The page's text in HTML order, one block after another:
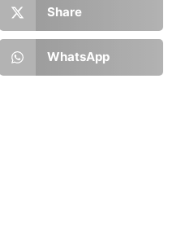
Share
WhatsApp